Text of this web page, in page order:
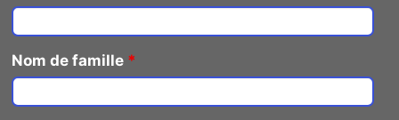
Nom de famille *